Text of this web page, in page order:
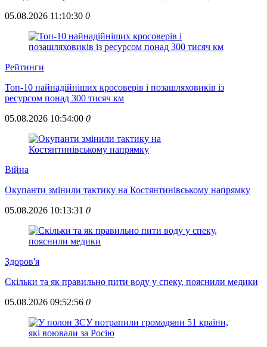
05.08.2026 11:10:30 0
Рейтинги
Топ-10 найнадійніших кросоверів і позашляховиків із
ресурсом понад 300 тисяч км
05.08.2026 10:54:00 0
Війна
Окупанти змінили тактику на Костянтинівському напрямку
05.08.2026 10:13:31 0
Здоров'я
Скільки та як правильно пити воду у спеку, пояснили медики
05.08.2026 09:52:56 0